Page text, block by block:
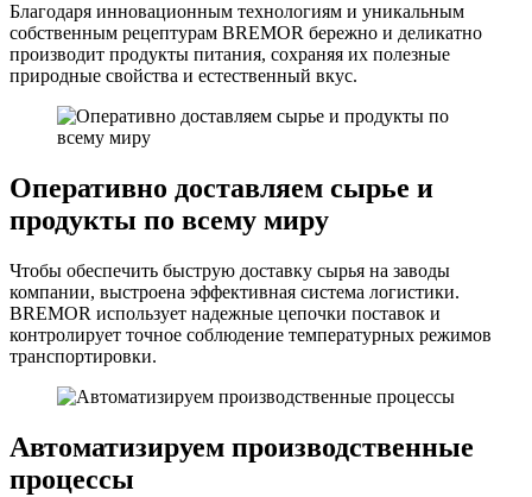
Благодаря инновационным технологиям и уникальным
собственным рецептурам BREMOR бережно и деликатно
производит продукты питания, сохраняя их полезные
природные свойства и естественный вкус.
Оперативно доставляем сырье и
продукты по всему миру
Чтобы обеспечить быструю доставку сырья на заводы
компании, выстроена эффективная система логистики.
BREMOR использует надежные цепочки поставок и
контролирует точное соблюдение температурных режимов
транспортировки.
Автоматизируем производственные
процессы